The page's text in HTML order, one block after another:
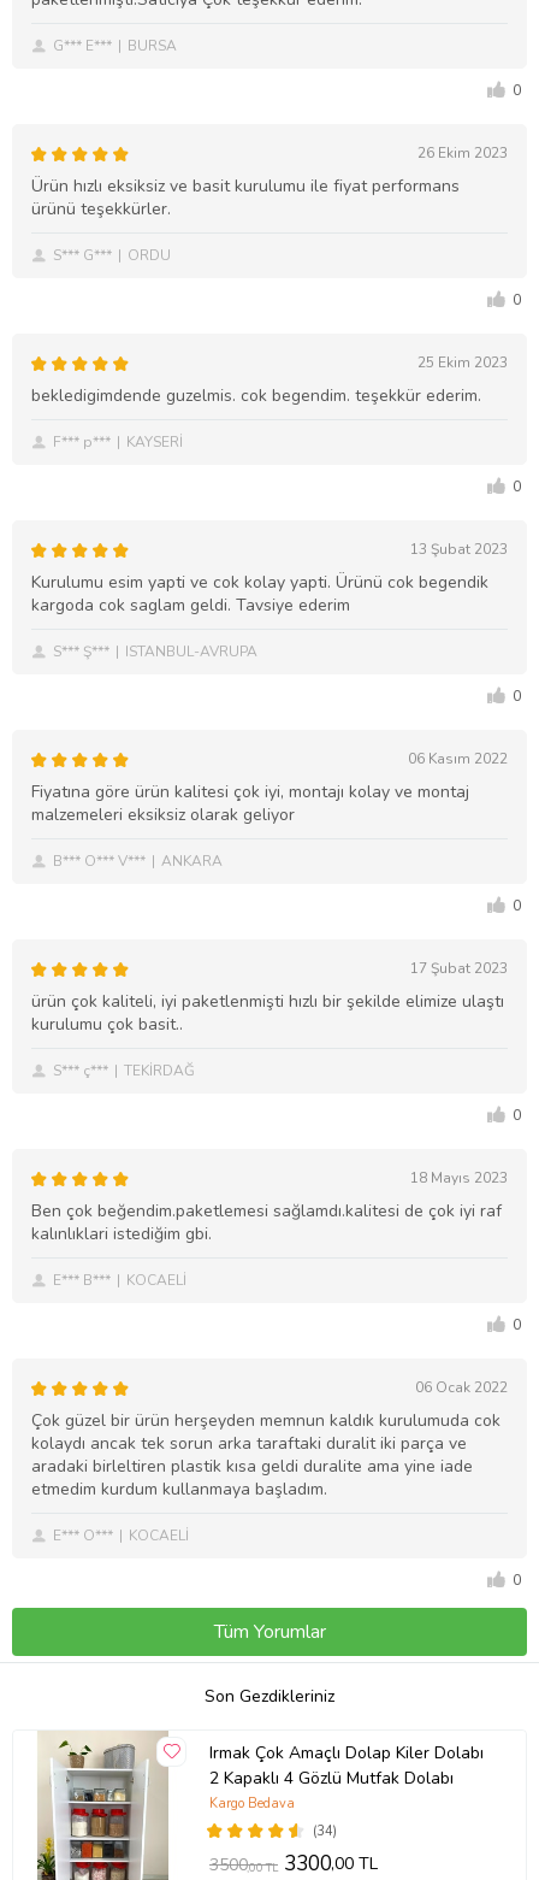
G*** E*** BURSA
0
26 Ekim 2023
Ürün hızlı eksiksiz ve basit kurulumu ile fiyat performans
ürünü teşekkürler.
S*** G*** ORDU
0
25 Ekim 2023
bekledigimdende guzelmis. cok begendim. teşekkür ederim.
F*** p*** KAYSERİ
0
13 Şubat 2023
Kurulumu esim yapti ve cok kolay yapti. Ürünü cok begendik
kargoda cok saglam geldi. Tavsiye ederim
S*** Ş*** ISTANBUL-AVRUPA
0
06 Kasım 2022
Fiyatına göre ürün kalitesi çok iyi, montajı kolay ve montaj
malzemeleri eksiksiz olarak geliyor
B*** O*** V*** ANKARA
0
17 Şubat 2023
ürün çok kaliteli, iyi paketlenmişti hızlı bir şekilde elimize ulaştı
kurulumu çok basit..
S*** ç*** TEKİRDAĞ
0
18 Mayıs 2023
Ben çok beğendim.paketlemesi sağlamdı.kalitesi de çok iyi raf
kalınlıklari istediğim gbi.
E*** B*** KOCAELİ
0
06 Ocak 2022
Çok güzel bir ürün herşeyden memnun kaldık kurulumuda cok
kolaydı ancak tek sorun arka taraftaki duralit iki parça ve
aradaki birleltiren plastik kısa geldi duralite ama yine iade
etmedim kurdum kullanmaya başladım.
E*** O*** KOCAELİ
0
Tüm Yorumlar
Son Gezdikleriniz
Irmak Çok Amaçlı Dolap Kiler Dolabı
2 Kapaklı 4 Gözlü Mutfak Dolabı
(34)
Kargo Bedava
3500,00 TL 3300,00 TL